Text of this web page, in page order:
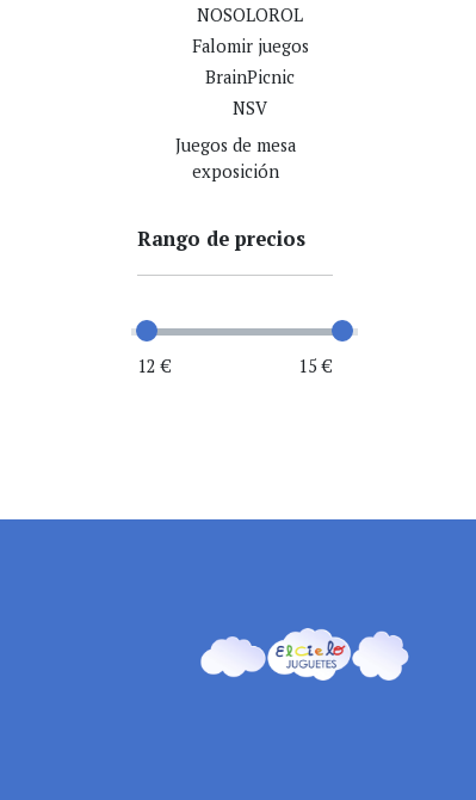
NOSOLOROL
Falomir juegos
BrainPicnic
NSV
Juegos de mesa
exposición
Rango de precios
12 € 15 €